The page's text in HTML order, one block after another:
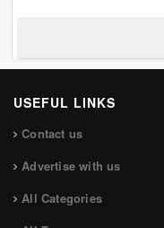
USEFUL LINKS
Contact us
Advertise with us
All Categories